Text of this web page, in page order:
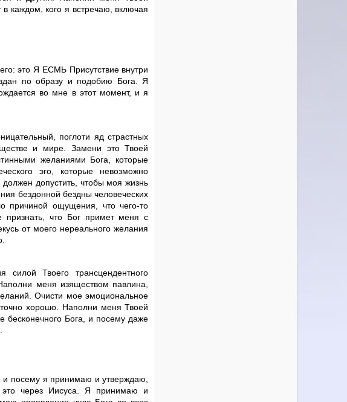
каждом, кого я встречаю, включая
это Я ЕСМЬ Присутствие внутри
по образу и подобию Бога. Я
во мне в этот момент, и я
поглоти яд страстных
и мире. Замени это Твоей
желаниями Бога, которые
эго, которые невозможно
допустить, чтобы моя жизнь
бездонной бездны человеческих
причиной ощущения, что чего-то
признать, что Бог примет меня с
от моего нереального желания
Твоего трансцендентного
меня изяществом павлина,
Очисти мое эмоциональное
хорошо. Наполни меня Твоей
бесконечного Бога, и посему даже
посему я принимаю и утверждаю,
через Иисуса. Я принимаю и